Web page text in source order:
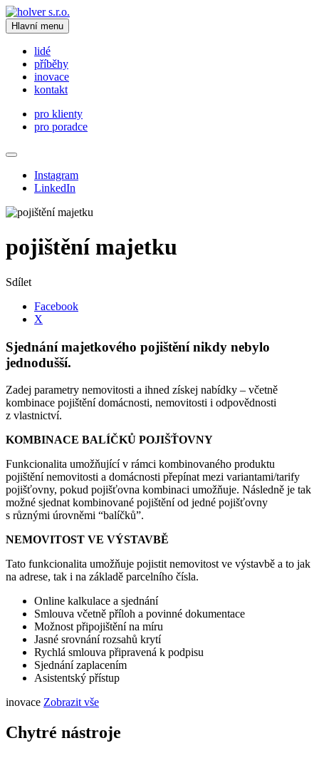
Hlavní menu
lidé
příběhy
inovace
kontakt
pro klienty
pro poradce
Instagram
LinkedIn
pojištění majetku
Sdílet
Facebook
X
Sjednání majetkového pojištění nikdy nebylo
jednodušší.
Zadej parametry nemovitosti a ihned získej nabídky – včetně
kombinace pojištění domácnosti, nemovitosti i odpovědnosti
z vlastnictví.
KOMBINACE BALÍČKŮ POJIŠŤOVNY
Funkcionalita umožňující v rámci kombinovaného produktu
pojištění nemovitosti a domácnosti přepínat mezi variantami/tarify
pojišťovny, pokud pojišťovna kombinaci umožňuje. Následně je tak
možné sjednat kombinované pojištění od jedné pojišťovny
s různými úrovněmi “balíčků”.
NEMOVITOST VE VÝSTAVBĚ
Tato funkcionalita umožňuje pojistit nemovitost ve výstavbě a to jak
na adrese, tak i na základě parcelního čísla.
Online kalkulace a sjednání
Smlouva včetně příloh a povinné dokumentace
Možnost připojištění na míru
Jasné srovnání rozsahů krytí
Rychlá smlouva připravená k podpisu
Sjednání zaplacením
Asistentský přístup
inovace Zobrazit vše
Chytré nástroje